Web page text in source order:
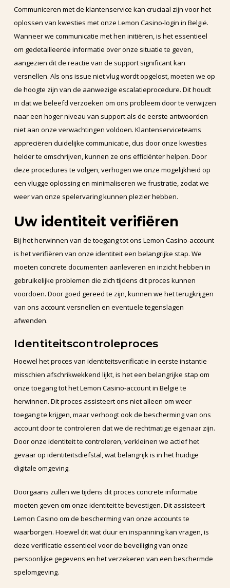
Communiceren met de klantenservice kan cruciaal zijn voor het
oplossen van kwesties met onze Lemon Casino-login in België.
Wanneer we communicatie met hen initiëren, is het essentieel
om gedetailleerde informatie over onze situatie te geven,
aangezien dit de reactie van de support significant kan
versnellen. Als ons issue niet vlug wordt opgelost, moeten we op
de hoogte zijn van de aanwezige escalatieprocedure. Dit houdt
in dat we beleefd verzoeken om ons probleem door te verwijzen
naar een hoger niveau van support als de eerste antwoorden
niet aan onze verwachtingen voldoen. Klantenserviceteams
appreciëren duidelijke communicatie, dus door onze kwesties
helder te omschrijven, kunnen ze ons efficiënter helpen. Door
deze procedures te volgen, verhogen we onze mogelijkheid op
een vlugge oplossing en minimaliseren we frustratie, zodat we
weer van onze spelervaring kunnen plezier hebben.
Uw identiteit verifiëren
Bij het herwinnen van de toegang tot ons Lemon Casino-account
is het verifiëren van onze identiteit een belangrijke stap. We
moeten concrete documenten aanleveren en inzicht hebben in
gebruikelijke problemen die zich tijdens dit proces kunnen
voordoen. Door goed gereed te zijn, kunnen we het terugkrijgen
van ons account versnellen en eventuele tegenslagen
afwenden.
Identiteitscontroleproces
Hoewel het proces van identiteitsverificatie in eerste instantie
misschien afschrikwekkend lijkt, is het een belangrijke stap om
onze toegang tot het Lemon Casino-account in België te
herwinnen. Dit proces assisteert ons niet alleen om weer
toegang te krijgen, maar verhoogt ook de bescherming van ons
account door te controleren dat we de rechtmatige eigenaar zijn.
Door onze identiteit te controleren, verkleinen we actief het
gevaar op identiteitsdiefstal, wat belangrijk is in het huidige
digitale omgeving.
Doorgaans zullen we tijdens dit proces concrete informatie
moeten geven om onze identiteit te bevestigen. Dit assisteert
Lemon Casino om de bescherming van onze accounts te
waarborgen. Hoewel dit wat duur en inspanning kan vragen, is
deze verificatie essentieel voor de beveiliging van onze
persoonlijke gegevens en het verzekeren van een beschermde
spelomgeving.